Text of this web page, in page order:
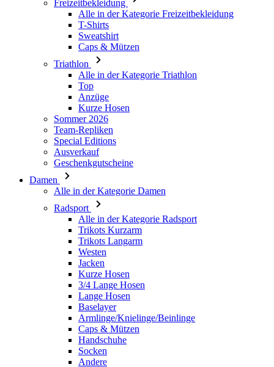
Triathlon
Alle in der Kategorie Triathlon
Top
Anzüge
Kurze Hosen
Sommer 2026
Team-Repliken
Special Editions
Ausverkauf
Geschenkgutscheine
Damen
Alle in der Kategorie Damen
Radsport
Alle in der Kategorie Radsport
Trikots Langarm
Westen
Jacken
Kurze Hosen
3/4 Lange Hosen
Lange Hosen
Baselayer
Armlinge/Knielinge/Beinlinge
Caps & Mützen
Handschuhe
Socken
Andere
Freizeitbekleidung
Alle in der Kategorie Freizeitbekleidung
T-Shirts
Hoodie